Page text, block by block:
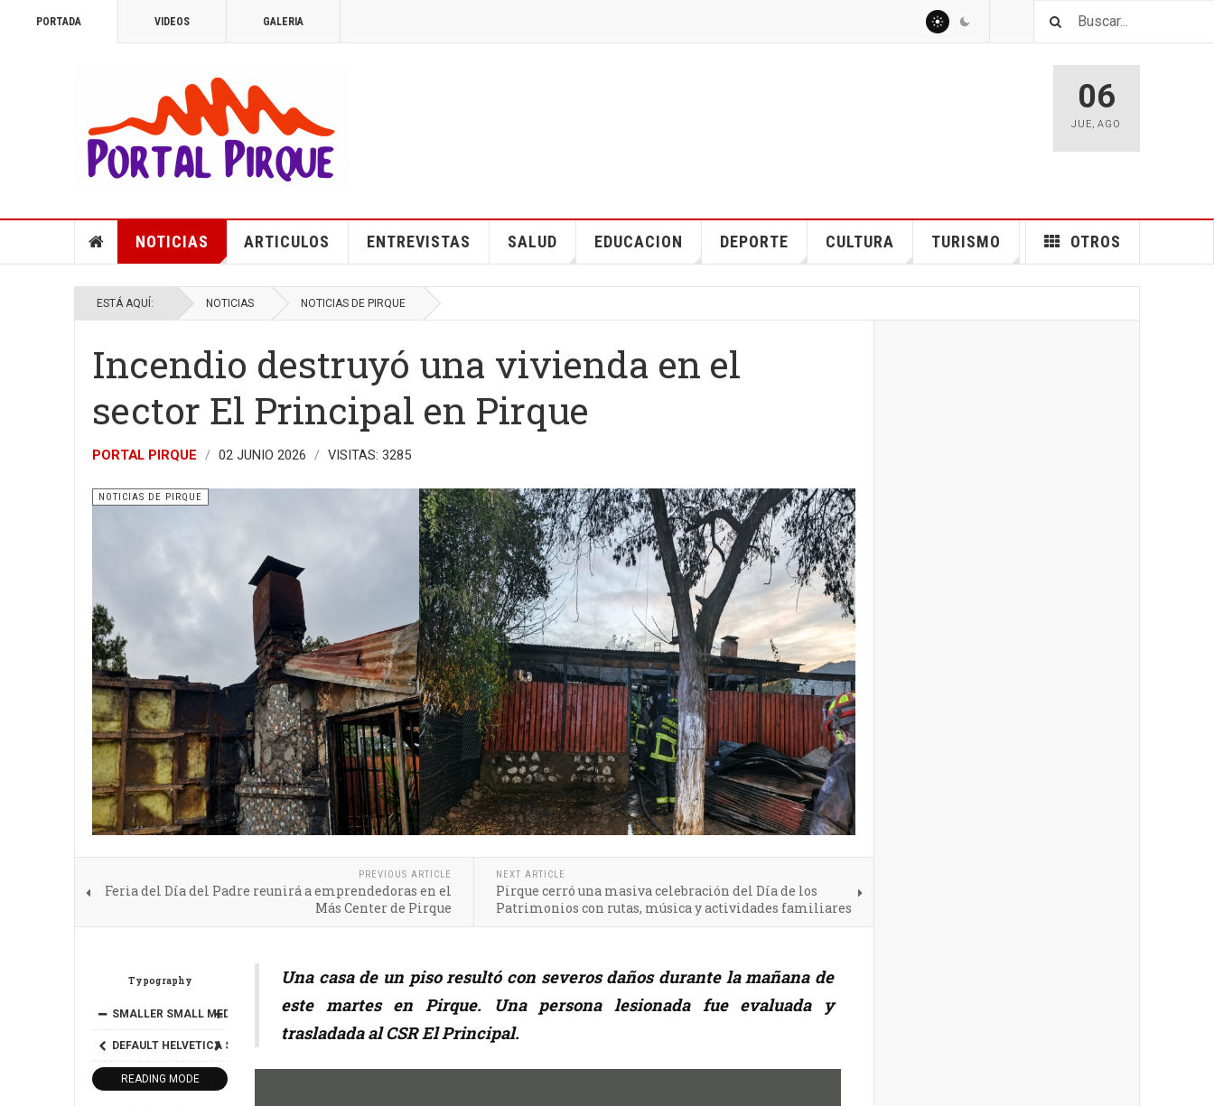
PORTADA VIDEOS GALERIA
06
JUE,AGO
NOTICIAS ARTICULOS ENTREVISTAS SALUD EDUCACION DEPORTE CULTURA TURISMO OTROS
ESTÁ AQUÍ: NOTICIAS NOTICIAS DE PIRQUE
Incendio destruyó una vivienda en el
sector El Principal en Pirque
PORTAL PIRQUE 02 JUNIO 2026 VISITAS: 3285
NOTICIAS DE PIRQUE
PREVIOUS ARTICLE
Feria del Día del Padre reunirá a emprendedoras en el
Más Center de Pirque
NEXT ARTICLE
Pirque cerró una masiva celebración del Día de los
Patrimonios con rutas, música y actividades familiares
Typography
SMALLER SMALL MEDIUM BIGGER
DEFAULT HELVETICA SEGOE
READING MODE
Una casa de un piso resultó con severos daños durante la mañana de
este martes en Pirque. Una persona lesionada fue evaluada y
trasladada al CSR El Principal.